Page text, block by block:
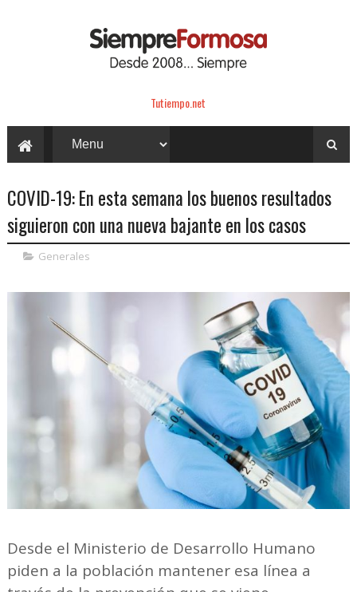
Tutiempo.net
COVID-19: En esta semana los buenos resultados
siguieron con una nueva bajante en los casos
Generales
Desde el Ministerio de Desarrollo Humano
piden a la población mantener esa línea a